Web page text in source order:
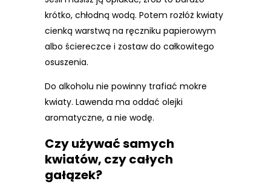
krótko, chłodną wodą. Potem rozłóż kwiaty
cienką warstwą na ręczniku papierowym
albo ściereczce i zostaw do całkowitego
osuszenia.
Do alkoholu nie powinny trafiać mokre
kwiaty. Lawenda ma oddać olejki
aromatyczne, a nie wodę.
Czy używać samych
kwiatów, czy całych
gałązek?